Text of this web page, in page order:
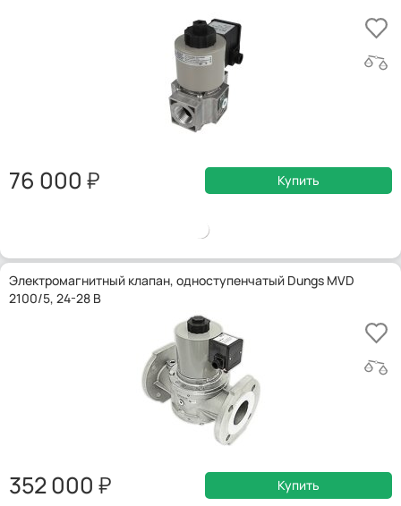
76 000 Купить
Электромагнитный клапан, одноступенчатый Dungs MVD
2100/5, 24-28 В
352 000 Купить